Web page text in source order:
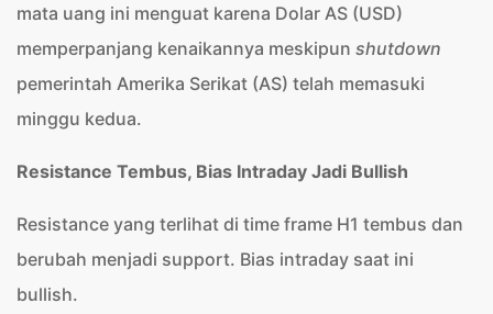
mata uang ini menguat karena Dolar AS (USD)
memperpanjang kenaikannya meskipun shutdown
pemerintah Amerika Serikat (AS) telah memasuki
minggu kedua.
Resistance Tembus, Bias Intraday Jadi Bullish
Resistance yang terlihat di time frame H1 tembus dan
berubah menjadi support. Bias intraday saat ini
bullish.